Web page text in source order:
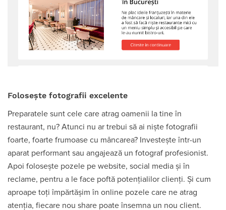
Folosește fotografii excelente
Preparatele sunt cele care atrag oamenii la tine în
restaurant, nu? Atunci nu ar trebui să ai niște fotografii
foarte, foarte frumoase cu mâncarea? Investește într-un
aparat performant sau angajează un fotograf profesionist.
Apoi folosește pozele pe website, social media și în
reclame, pentru a le face poftă potențialilor clienți. Și cum
aproape toți împărtășim în online pozele care ne atrag
atenția, fiecare nou share poate însemna un nou client.